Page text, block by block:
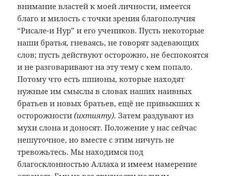
внимание властей к моей личности, имеется
благо и милость с точки зрения благополучия
“Рисале-и Нур” и его учеников. Пусть некоторые
наши братья, гневаясь, не говорят задевающих
слов; пусть действуют осторожно, не беспокоятся
и не разговаривают на эту тему с кем попало.
Потому что есть шпионы, которые находят
нужные им смыслы в словах наших наивных
братьев и новых братьев, ещё не привыкших к
осторожности(ихтияту). Затем раздувают из
мухи слона и доносят. Положение у нас сейчас
нешуточное, но вместе с этим ничуть не
тревожьтесь. Мы находимся под
благосклонностью Аллаха и имеем намерение